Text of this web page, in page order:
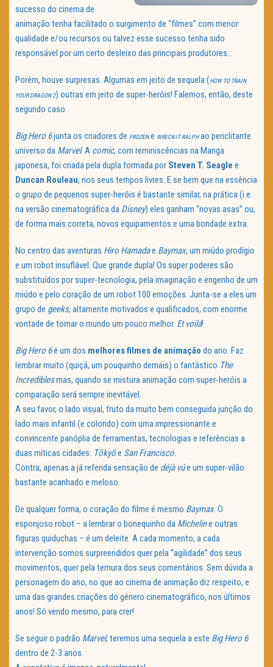
sucesso do cinema de
animação tenha facilitado o surgimento de “filmes” com menor
qualidade e/ou recursos ou talvez esse sucesso tenha sido
responsável por um certo desleixo das principais produtores…
Porém, houve surpresas. Algumas em jeito de sequela (HOW TO TRAIN
YOUR DRAGON 2) outras em jeito de super-heróis! Falemos, então, deste
segundo caso.
Big Hero 6junta os criadores de FROZENe WRECK-IT RALPHao periclitante
universo da Marvel. A comic, com reminiscências na Manga
japonesa, foi criada pela dupla formada por Steven T. Seagle e
Duncan Rouleau, nos seus tempos livres. E se bem que na essência
o grupo de pequenos super-heróis é bastante similar, na prática (i.e.
na versão cinematográfica da Disney) eles ganham “novas asas” ou,
de forma mais correta, novos equipamentos e uma bondade extra.
No centro das aventuras Hiro Hamadae Baymax, um miúdo prodígio
e um robot insuflável. Que grande dupla! Os super poderes são
substituídos por super-tecnologia, pela imaginação e engenho de um
miúdo e pelo coração de um robot 100 emoções. Junta-se a eles um
grupo de geeks, altamente motivados e qualificados, com enorme
vontade de tornar o mundo um pouco melhor. Et voilá!
Big Hero 6é um dos melhores filmes de animação do ano. Faz
lembrar muito (quiçá, um pouquinho demais) o fantástico The
Incrediblesmas, quando se mistura animação com super-heróis a
comparação será sempre inevitável.
A seu favor, o lado visual, fruto da muito bem conseguida junção do
lado mais infantil (e colorido) com uma impressionante e
convincente panóplia de ferramentas, tecnologias e referências a
duas míticas cidades: Tōkyōe San Francisco.
Contra, apenas a já referida sensação de déjà vúe um super-vilão
bastante acanhado e meloso.
De qualquer forma, o coração do filme é mesmo Baymax. O
esponjoso robot – a lembrar o bonequinho da Micheline outras
figuras quiduchas – é um deleite. A cada momento, a cada
intervenção somos surpreendidos quer pela “agilidade” dos seus
movimentos, quer pela ternura dos seus comentários. Sem dúvida a
personagem do ano, no que ao cinema de animação diz respeito, e
uma das grandes criações do género cinematográfico, nos últimos
anos! Só vendo mesmo, para crer!
Se seguir o padrão Marvel, teremos uma sequela a este Big Hero 6
dentro de 2-3 anos.